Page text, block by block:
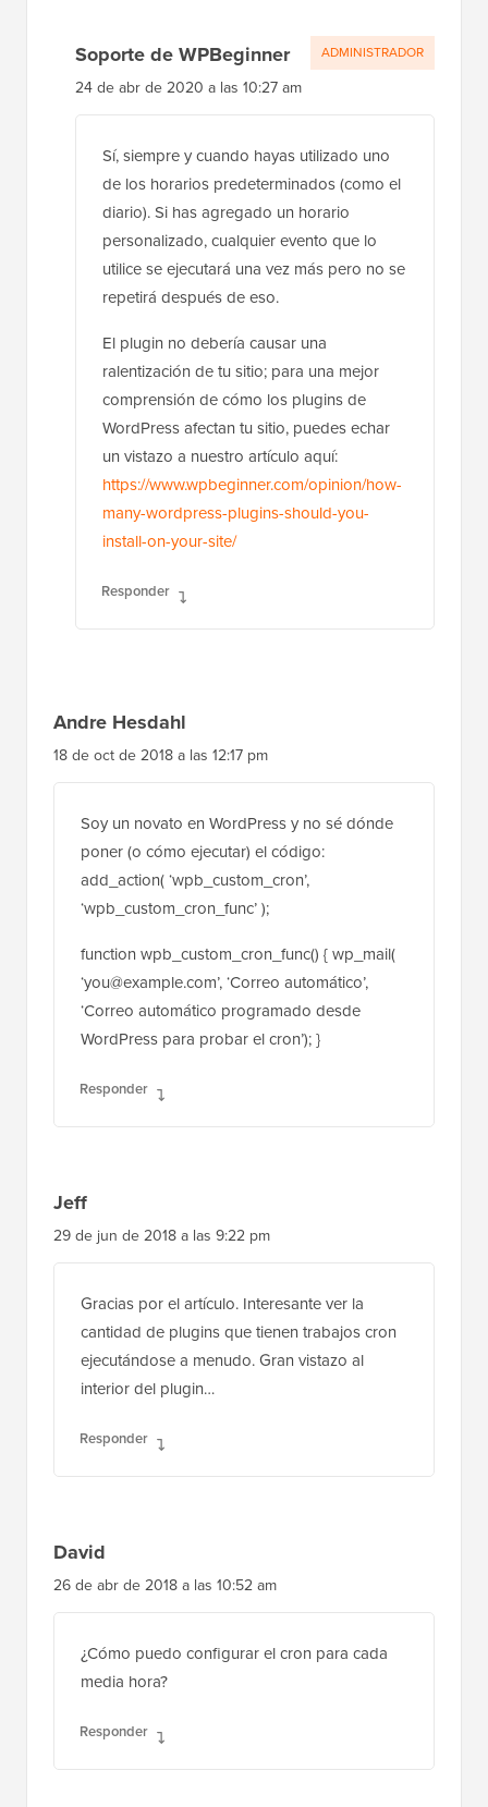
Soporte de WPBeginner
24 de abr de 2020 a las 10:27 am
Sí, siempre y cuando hayas utilizado uno
de los horarios predeterminados (como el
diario). Si has agregado un horario
personalizado, cualquier evento que lo
utilice se ejecutará una vez más pero no se
repetirá después de eso.
El plugin no debería causar una
ralentización de tu sitio; para una mejor
comprensión de cómo los plugins de
WordPress afectan tu sitio, puedes echar
un vistazo a nuestro artículo aquí:
https://www.wpbeginner.com/opinion/how-
many-wordpress-plugins-should-you-
install-on-your-site/
Responder
ADMINISTRADOR
Andre Hesdahl
18 de oct de 2018 a las 12:17 pm
Soy un novato en WordPress y no sé dónde
poner (o cómo ejecutar) el código:
add_action( ‘wpb_custom_cron’,
‘wpb_custom_cron_func’ );
function wpb_custom_cron_func() { wp_mail(
‘you@example.com’, ‘Correo automático’,
‘Correo automático programado desde
WordPress para probar el cron’); }
Responder
Jeff
29 de jun de 2018 a las 9:22 pm
Gracias por el artículo. Interesante ver la
cantidad de plugins que tienen trabajos cron
ejecutándose a menudo. Gran vistazo al
interior del plugin…
Responder
David
26 de abr de 2018 a las 10:52 am
¿Cómo puedo configurar el cron para cada
media hora?
Responder